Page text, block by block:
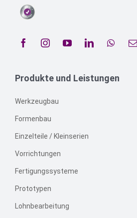
Produkte und Leistungen
Werkzeugbau
Formenbau
Einzelteile / Kleinserien
Vorrichtungen
Fertigungssysteme
Prototypen
Lohnbearbeitung